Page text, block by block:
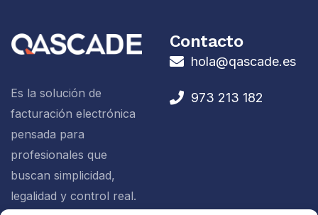
Es la solución de
facturación electrónica
pensada para
profesionales que
buscan simplicidad,
legalidad y control real.
Contacto
hola@qascade.es
973 213 182